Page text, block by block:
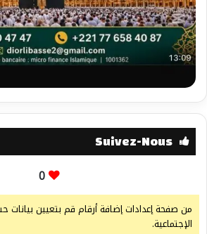
Suivez-Nous
0
من صفحة إعدادات إضافة أرقام قم بتعيين بيانات
الإجتماعية.